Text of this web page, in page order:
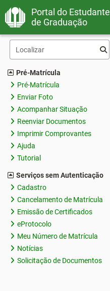
Portal do Estudante
de Graduação
Pré-Matrícula
Pré-Matrícula
Enviar Foto
Acompanhar Situação
Reenviar Documentos
Imprimir Comprovantes
Ajuda
Tutorial
Serviços sem Autenticação
Cadastro
Cancelamento de Matrícula
Emissão de Certificados
eProtocolo
Meu Número de Matrícula
Notícias
Solicitação de Documentos